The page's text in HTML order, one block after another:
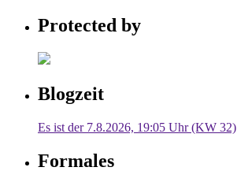
Protected by
Blogzeit
Es ist der 7.8.2026, 19:05 Uhr (KW 32)
Formales